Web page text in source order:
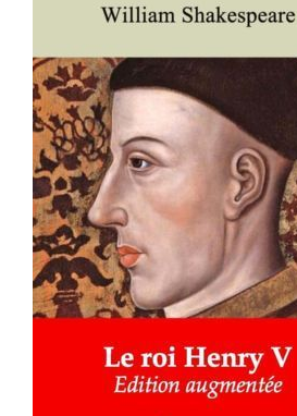
AJOUTER AU PANIER /